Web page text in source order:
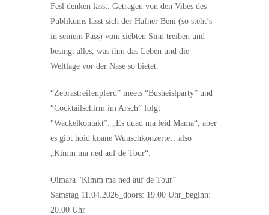
Fesl denken lässt. Getragen von den Vibes des
Publikums lässt sich der Hafner Beni (so steht’s
in seinem Pass) vom siebten Sinn treiben und
besingt alles, was ihm das Leben und die
Weltlage vor der Nase so bietet.
“Zebrastreifenpferd” meets “Busheislparty” und
“Cocktailschirm im Arsch” folgt
“Wackelkontakt”. „Es duad ma leid Mama“, aber
es gibt hoid koane Wunschkonzerte…also
„Kimm ma ned auf de Tour“.
Oimara “Kimm ma ned auf de Tour”
Samstag 11.04.2026_doors: 19.00 Uhr_beginn:
20.00 Uhr